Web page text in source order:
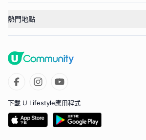
熱門地點
下載 U Lifestyle應用程式